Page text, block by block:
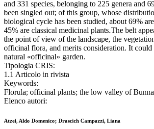
and 331 species, belonging to 225 genera and
been singled out; of this group, whose
biological cycle has been studied, about 69%
45% are classical medicinal plants.The belt
the point of view of the landscape, the
officinal flora, and merits consideration. It could
natural «officinal» garden.
Tipologia CRIS:
1.1 Articolo in rivista
Keywords:
Florula; officinal plants; the low valley of
Elenco autori:
Atzei, Aldo Domenico; Drascich Campazzi, Liana